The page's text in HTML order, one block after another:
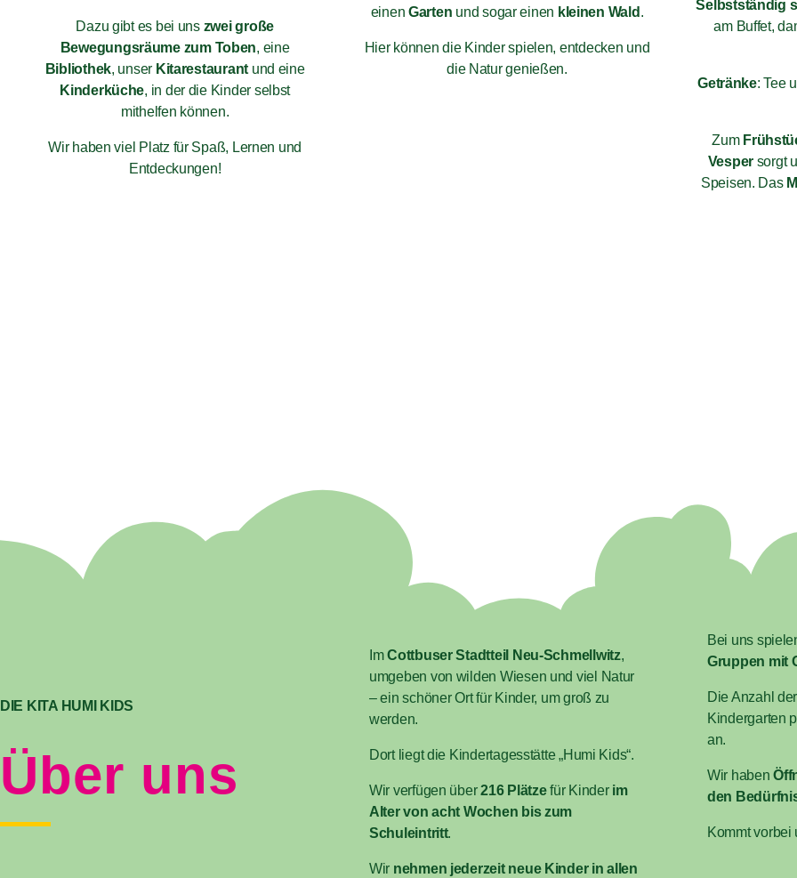
Dazu gibt es bei uns zwei große
Bewegungsräume zum Toben, eine
Bibliothek, unser Kitarestaurant und eine
Kinderküche, in der die Kinder selbst
mithelfen können.
Wir haben viel Platz für Spaß, Lernen und
Entdeckungen!
einenGarten und sogar einen kleinen Wald .
Hier können die Kinder spielen, entdecken und
die Natur genießen.
Selbstständig
am Buffet,
Getränke: Tee
Zum
Vesper sorgt
Speisen. Das
DIE KITA HUMI KIDS
Über uns
ImCottbuser Stadtteil Neu-Schmellwitz,
umgeben von wilden Wiesen und viel Natur
– ein schöner Ort für Kinder, um groß zu
werden.
Dort liegt die Kindertagesstätte „Humi Kids“.
Wir verfügen über216 Plätzefür Kinder im
Alter von acht Wochen bis zum
Schuleintritt.
Wir nehmen jederzeit neue Kinder in allen
Bei uns
Gruppen mit
Die Anzahl
Kindergarten
an.
Wir haben
den
Kommt vorbei